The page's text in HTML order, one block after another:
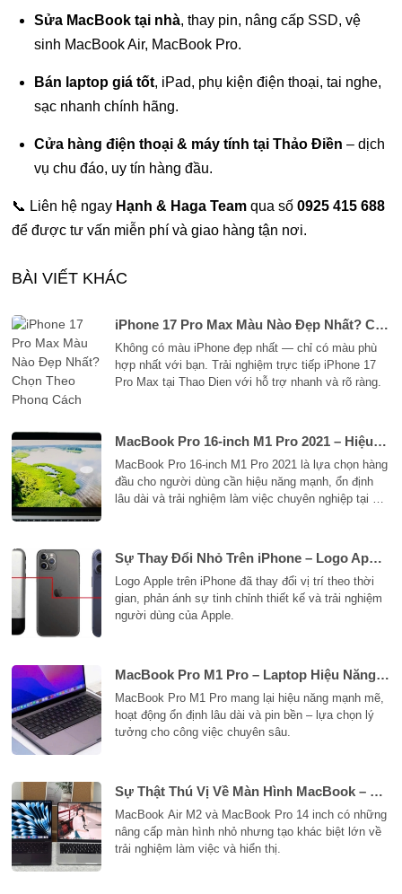
Sửa MacBook tại nhà, thay pin, nâng cấp SSD, vệ
sinh MacBook Air, MacBook Pro.
Bán laptop giá tốt, iPad, phụ kiện điện thoại, tai nghe,
sạc nhanh chính hãng.
Cửa hàng điện thoại & máy tính tại Thảo Điền – dịch
vụ chu đáo, uy tín hàng đầu.
📞 Liên hệ ngay Hạnh & Haga Team qua số0925 415 688
để được tư vấn miễn phí và giao hàng tận nơi.
BÀI VIẾT KHÁC
iPhone 17 Pro Max Màu Nào Đẹp Nhất? Chọn Theo Phong Cách Của Bạn Tại Thao Dien, Ho Chi Minh
Không có màu iPhone đẹp nhất — chỉ có màu phù
hợp nhất với bạn. Trải nghiệm trực tiếp iPhone 17
Pro Max tại Thao Dien với hỗ trợ nhanh và rõ ràng.
MacBook Pro 16-inch M1 Pro 2021 – Hiệu Năng Chuyên Nghiệp, Ổn Định Lâu Dài Tại Thao Dien, Ho Chi Minh
MacBook Pro 16-inch M1 Pro 2021 là lựa chọn hàng
đầu cho người dùng cần hiệu năng mạnh, ổn định
lâu dài và trải nghiệm làm việc chuyên nghiệp tại Ho
Sự Thay Đổi Nhỏ Trên iPhone – Logo Apple Đang Thấp Dần Qua Các Thế Hệ
Logo Apple trên iPhone đã thay đổi vị trí theo thời
gian, phản ánh sự tinh chỉnh thiết kế và trải nghiệm
người dùng của Apple.
MacBook Pro M1 Pro – Laptop Hiệu Năng Cao Ổn Định Cho Công Việc Tại Ho Chi Minh
MacBook Pro M1 Pro mang lại hiệu năng mạnh mẽ,
hoạt động ổn định lâu dài và pin bền – lựa chọn lý
tưởng cho công việc chuyên sâu.
Sự Thật Thú Vị Về Màn Hình MacBook – Điều Nhiều Người Dùng Chưa Để Ý
MacBook Air M2 và MacBook Pro 14 inch có những
nâng cấp màn hình nhỏ nhưng tạo khác biệt lớn về
trải nghiệm làm việc và hiển thị.